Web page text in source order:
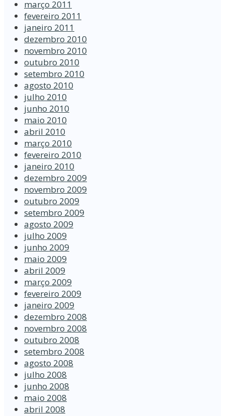
março 2011
fevereiro 2011
janeiro 2011
dezembro 2010
novembro 2010
outubro 2010
setembro 2010
agosto 2010
julho 2010
junho 2010
maio 2010
abril 2010
março 2010
fevereiro 2010
janeiro 2010
dezembro 2009
novembro 2009
outubro 2009
setembro 2009
agosto 2009
julho 2009
junho 2009
maio 2009
abril 2009
março 2009
fevereiro 2009
janeiro 2009
dezembro 2008
novembro 2008
outubro 2008
setembro 2008
agosto 2008
julho 2008
junho 2008
maio 2008
abril 2008